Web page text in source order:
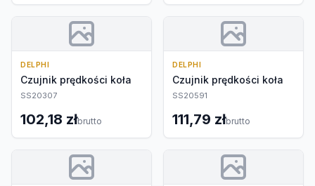
DELPHI
Czujnik prędkości koła
SS20307
102,18 złbrutto
DELPHI
Czujnik prędkości koła
SS20591
111,79 złbrutto